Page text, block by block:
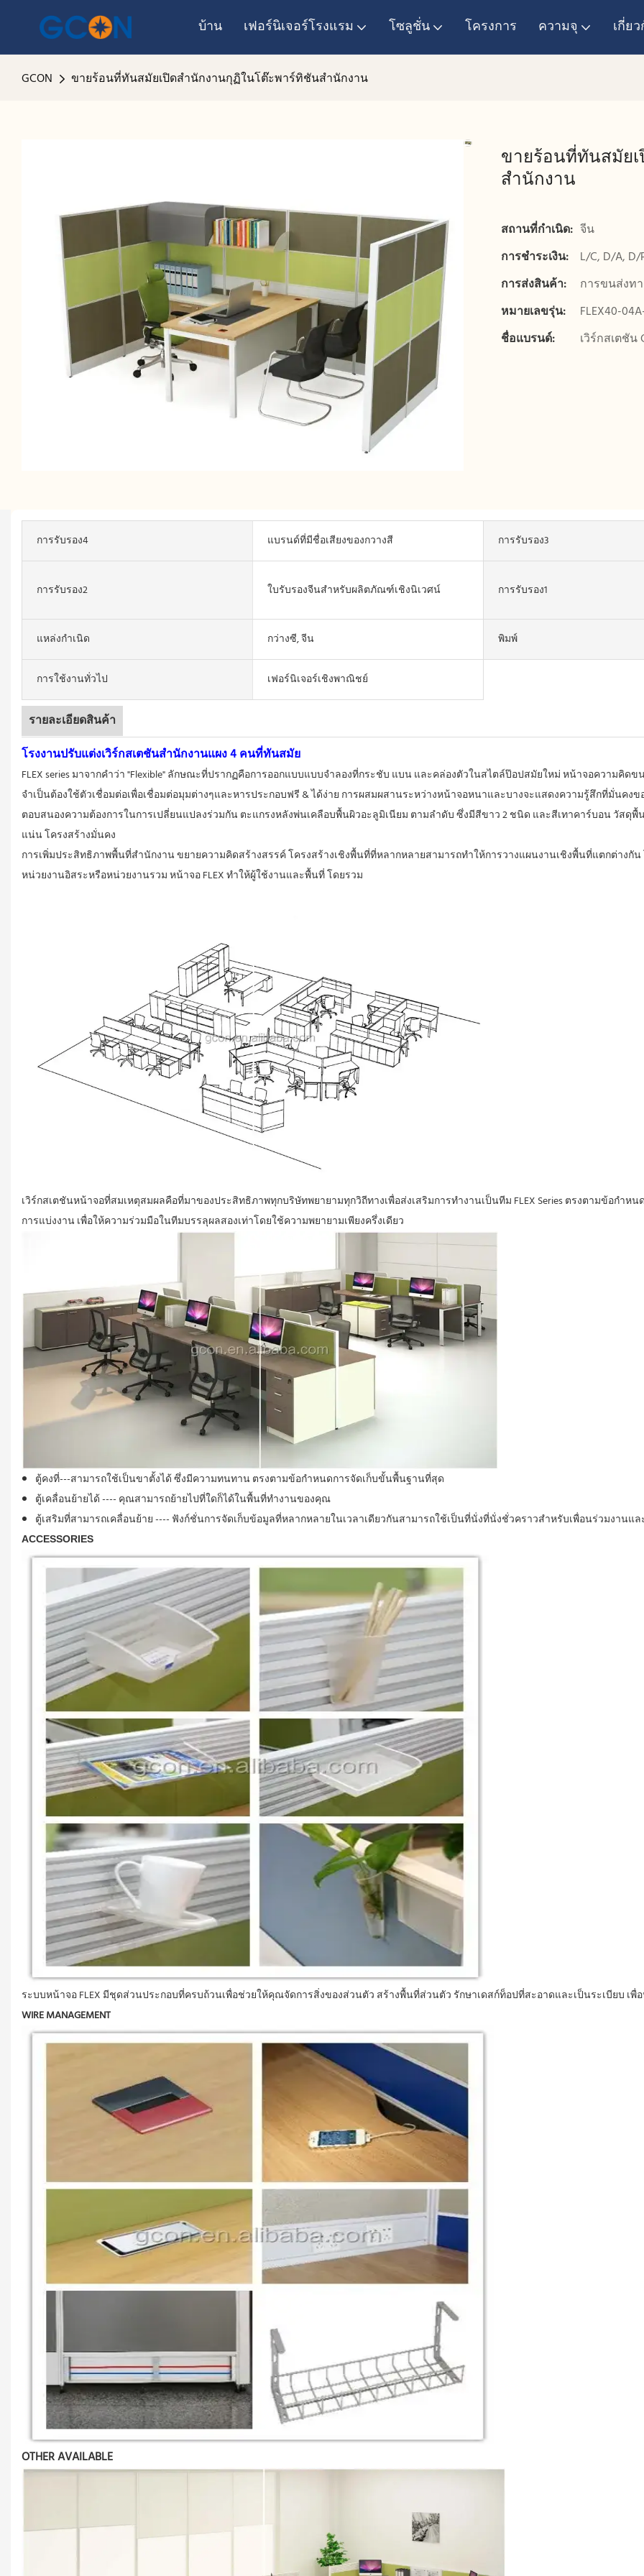
บ้าน เฟอร์นิเจอร์โรงแรม โซลูชั่น โครงการ ความจุ เกี่ย
GCON ขายร้อนที่ทันสมัยเปิดสำนักงานกุฏิในโต๊ะพาร์ทิชันสำนักงาน
ขายร้อนที่ทันสมัย
สำนักงาน
สถานที่กำเนิด: จีน
การชำระเงิน:
L/C, D/A, D/
การส่งสินค้า:
การขนส่งท
หมายเลขรุ่น:
FLEX40-
ชื่อแบรนด์:
เวิร์กสเตชัน
การรับรอง4 แบรนด์ที่มีชื่อเสียงของกวางสี การรับรอง3
การรับรอง2 ใบรับรองจีนสำหรับผลิตภัณฑ์เชิงนิเวศน์ การรับรอง1
แหล่งกำเนิด กว่างซี, จีน พิมพ์
การใช้งานทั่วไป เฟอร์นิเจอร์เชิงพาณิชย์
รายละเอียดสินค้า
โรงงานปรับแต่งเวิร์กสเตชันสำนักงานแผง 4 คนที่ทันสมัย
FLEX series มาจากคำว่า "Flexible"ลักษณะที่ปรากฏคือการออกแบบแบบจำลองที่กระชับ แบน และคล่องตัวในสไตล์ป๊อปสมัยใหม่หน้าจอความคิดข
จำเป็นต้องใช้ตัวเชื่อมต่อเพื่อเชื่อมต่อมุมต่างๆและหารประกอบฟรี & ได้ง่าย การผสมผสานระหว่างหน้าจอหนาและบางจะแสดงความรู้สึกที่มั่นคง
ตอบสนองความต้องการในการเปลี่ยนแปลงร่วมกันตะแกรงหลังพ่นเคลือบพื้นผิวอะลูมิเนียม ตามลำดับ ซึ่งมีสีขาว 2 ชนิด และสีเทาคาร์บอน วัสดุพื้
แน่น โครงสร้างมั่นคง
การเพิ่มประสิทธิภาพพื้นที่สำนักงาน ขยายความคิดสร้างสรรค์โครงสร้างเชิงพื้นที่ที่หลากหลายสามารถทำให้การวางแผนงานเชิงพื้นที่แตกต่างกัน
หน่วยงานอิสระหรือหน่วยงานรวม หน้าจอ FLEX ทำให้ผู้ใช้งานและพื้นที่โดยรวม
เวิร์กสเตชันหน้าจอที่สมเหตุสมผลคือที่มาของประสิทธิภาพทุกบริษัทพยายามทุกวิถีทางเพื่อส่งเสริมการทำงานเป็นทีม FLEX Series ตรงตามข้อกำ
การแบ่งงานเพื่อให้ความร่วมมือในทีมบรรลุผลสองเท่าโดยใช้ความพยายามเพียงครึ่งเดียว
ตู้คงที่---สามารถใช้เป็นขาตั้งได้ ซึ่งมีความทนทาน ตรงตามข้อกำหนดการจัดเก็บขั้นพื้นฐานที่สุด
ตู้เคลื่อนย้ายได้ ---- คุณสามารถย้ายไปที่ใดก็ได้ในพื้นที่ทำงานของคุณ
ตู้เสริมที่สามารถเคลื่อนย้าย ---- ฟังก์ชั่นการจัดเก็บข้อมูลที่หลากหลายในเวลาเดียวกันสามารถใช้เป็นที่นั่งที่นั่งชั่วคราวสำหรับเพื่อนร่วมงานแล
ACCESSORIES
ระบบหน้าจอ FLEX มีชุดส่วนประกอบที่ครบถ้วนเพื่อช่วยให้คุณจัดการสิ่งของส่วนตัว สร้างพื้นที่ส่วนตัว รักษาเดสก์ท็อปที่สะอาดและเป็นระเบียบ เ
WIRE MANAGEMENT
OTHER AVAILABLE